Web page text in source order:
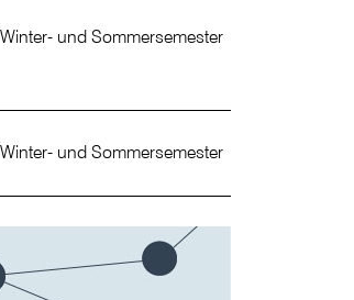
Winter- und Sommersemester
Winter- und Sommersemester